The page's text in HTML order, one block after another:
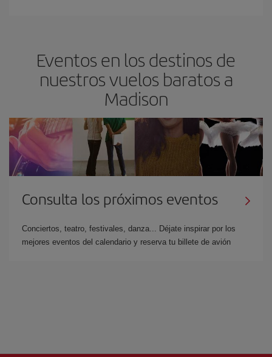
Eventos en los destinos de
nuestros vuelos baratos a
Madison
Consulta los próximos eventos
Conciertos, teatro, festivales, danza... Déjate inspirar por los
mejores eventos del calendario y reserva tu billete de avión